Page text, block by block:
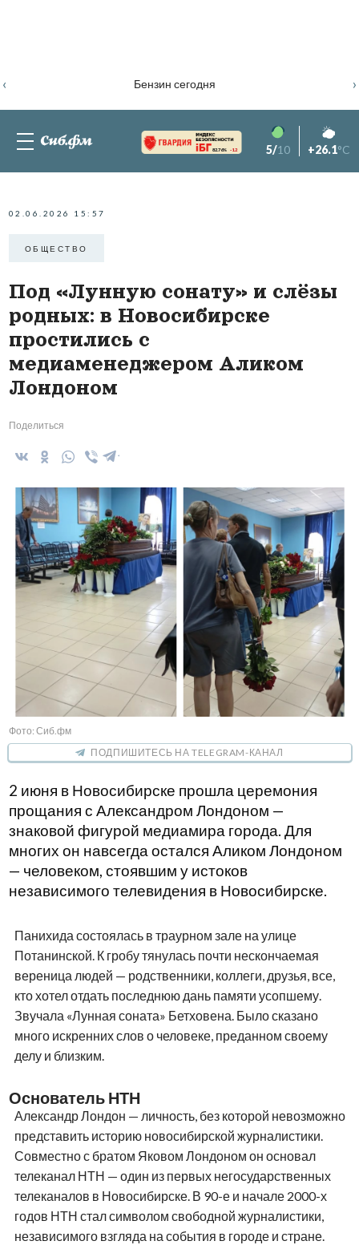
Бензин сегодня
‹ ›
82.76% -1.2 5/10 +26.1°C
02.06.2026 15:57
ОБЩЕСТВО
Под «Лунную сонату» и слёзы
родных: в Новосибирске
простились с
медиаменеджером Аликом
Лондоном
Поделиться
Фото: Сиб.фм
ПОДПИШИТЕСЬ НА TELEGRAM-КАНАЛ
2 июня в Новосибирске прошла церемония
прощания с Александром Лондоном —
знаковой фигурой медиамира города. Для
многих он навсегда остался Аликом Лондоном
— человеком, стоявшим у истоков
независимого телевидения в Новосибирске.
Панихида состоялась в траурном зале на улице
Потанинской. К гробу тянулась почти нескончаемая
вереница людей — родственники, коллеги, друзья, все,
кто хотел отдать последнюю дань памяти усопшему.
Звучала «Лунная соната» Бетховена. Было сказано
много искренних слов о человеке, преданном своему
делу и близким.
Основатель НТН
Александр Лондон — личность, без которой невозможно
представить историю новосибирской журналистики.
Совместно с братом Яковом Лондоном он основал
телеканал НТН — один из первых негосударственных
телеканалов в Новосибирске. В 90-е и начале 2000-х
годов НТН стал символом свободной журналистики,
независимого взгляда на события в городе и стране.